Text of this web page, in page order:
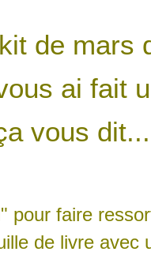
de mars
ai fait
vous dit...
pour faire
de livre avec